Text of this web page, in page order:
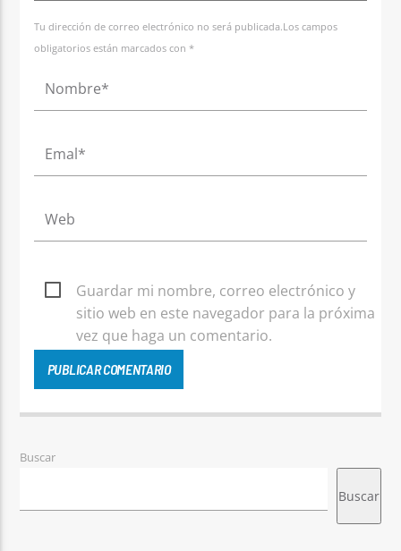
Tu dirección de correo electrónico no será publicada.Los campos
obligatorios están marcados con *
Guardar mi nombre, correo electrónico y
sitio web en este navegador para la próxima
vez que haga un comentario.
Buscar
Buscar